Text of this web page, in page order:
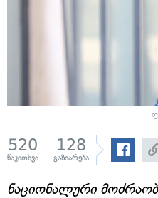
520
წაკითხვა
128
გაზიარება
ნაციონალური